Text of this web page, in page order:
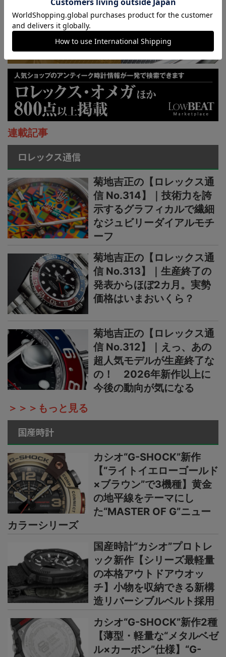
連載記事
ロレックス通信
菊地吉正の【ロレックス通
信 No.314】｜技術力を誇
示するグラフィカルで繊細
なジュビリーダイアルモチ
ーフ
菊地吉正の【ロレックス通
信 No.313】｜生産終了の
発表からほぼ2カ月。実勢
価格はいまおいくら？
菊地吉正の【ロレックス通
信 No.312】｜えっ、あの
超人気モデルが生産終了な
の！ 2026年新作以上に
今後の動向が気になる
＞＞＞もっと見る
国産時計
カシオ“G-SHOCK”新作
【“ライトイエローゴールド
×ブラウン”で3機種】黄金
の地平線をテーマにし
た“MASTER OF G”ニュー
カラーシリーズ
国産時計“カシオ”プロトレ
ック新作【シリーズ最軽量
の本格アウトドアウオッ
チ】小物を収納できる新構
造リバーシブルベルト採用
カシオ“G-SHOCK”新作2種
【薄型・軽量な“メタルベゼ
ル×カーボン”仕様】“G-